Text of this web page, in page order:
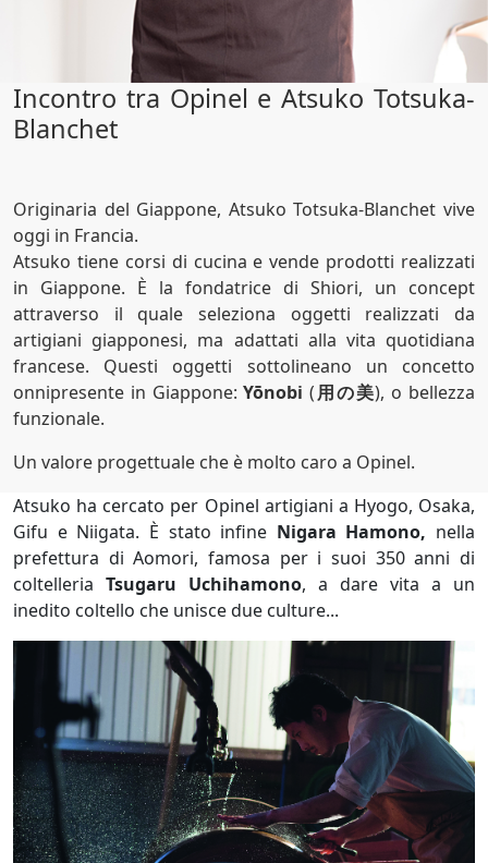
Incontro tra Opinel e Atsuko Totsuka-
Blanchet
Originaria del Giappone, Atsuko Totsuka-Blanchet vive
oggi in Francia.
Atsuko tiene corsi di cucina e vende prodotti realizzati
in Giappone. È la fondatrice di Shiori, un concept
attraverso il quale seleziona oggetti realizzati da
artigiani giapponesi, ma adattati alla vita quotidiana
francese. Questi oggetti sottolineano un concetto
onnipresente in Giappone:Yōnobi (⽤の美), o bellezza
funzionale.
Un valore progettuale che è molto caro a Opinel.
Atsuko ha cercato per Opinel artigiani a Hyogo, Osaka,
Gifu e Niigata. È stato infine Nigara Hamono, nella
prefettura di Aomori, famosa per i suoi 350 anni di
coltelleria Tsugaru Uchihamono, a dare vita a un
inedito coltello che unisce due culture...